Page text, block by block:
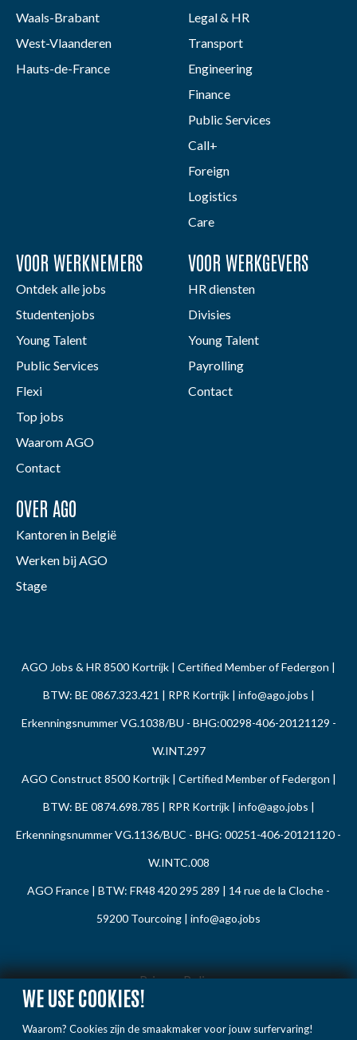
WE USE COOKIES!
Waarom? Cookies zijn de smaakmaker voor jouw surfervaring!
Waals-Brabant
West-Vlaanderen
Hauts-de-France
Legal & HR
Transport
Engineering
Finance
Public Services
Call+
Foreign
Logistics
Care
VOOR WERKNEMERS
Ontdek alle jobs
Studentenjobs
Young Talent
Public Services
Flexi
Top jobs
Waarom AGO
Contact
VOOR WERKGEVERS
HR diensten
Divisies
Young Talent
Payrolling
Contact
OVER AGO
Kantoren in België
Werken bij AGO
Stage
AGO Jobs & HR 8500 Kortrijk | Certified Member of Federgon |
BTW: BE 0867.323.421 | RPR Kortrijk | info@ago.jobs |
Erkenningsnummer VG.1038/BU - BHG:00298-406-20121129 -
W.INT.297
AGO Construct 8500 Kortrijk | Certified Member of Federgon |
BTW: BE 0874.698.785 | RPR Kortrijk | info@ago.jobs |
Erkenningsnummer VG.1136/BUC - BHG: 00251-406-20121120 -
W.INTC.008
AGO France | BTW: FR48 420 295 289 | 14 rue de la Cloche -
59200 Tourcoing | info@ago.jobs
Privacy Policy
Cookie Policy
Gedragsregels